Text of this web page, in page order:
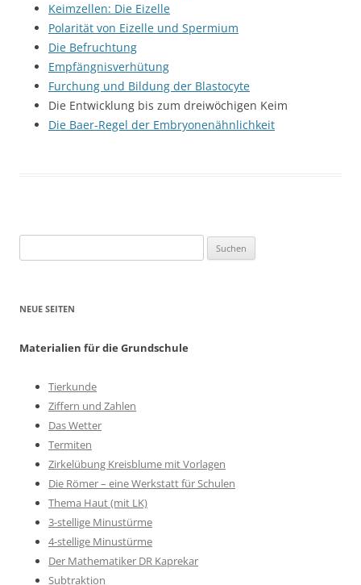
Keimzellen: Die Eizelle
Polarität von Eizelle und Spermium
Die Befruchtung
Empfängnisverhütung
Furchung und Bildung der Blastocyte
Die Entwicklung bis zum dreiwöchigen Keim
Die Baer-Regel der Embryonenähnlichkeit
nach:
NEUE SEITEN
Materialien für die Grundschule
Tierkunde
Ziffern und Zahlen
Das Wetter
Termiten
Zirkelübung Kreisblume mit Vorlagen
Die Römer – eine Werkstatt für Schulen
Thema Haut (mit LK)
3-stellige Minustürme
4-stellige Minustürme
Der Mathematiker DR Kaprekar
Subtraktion